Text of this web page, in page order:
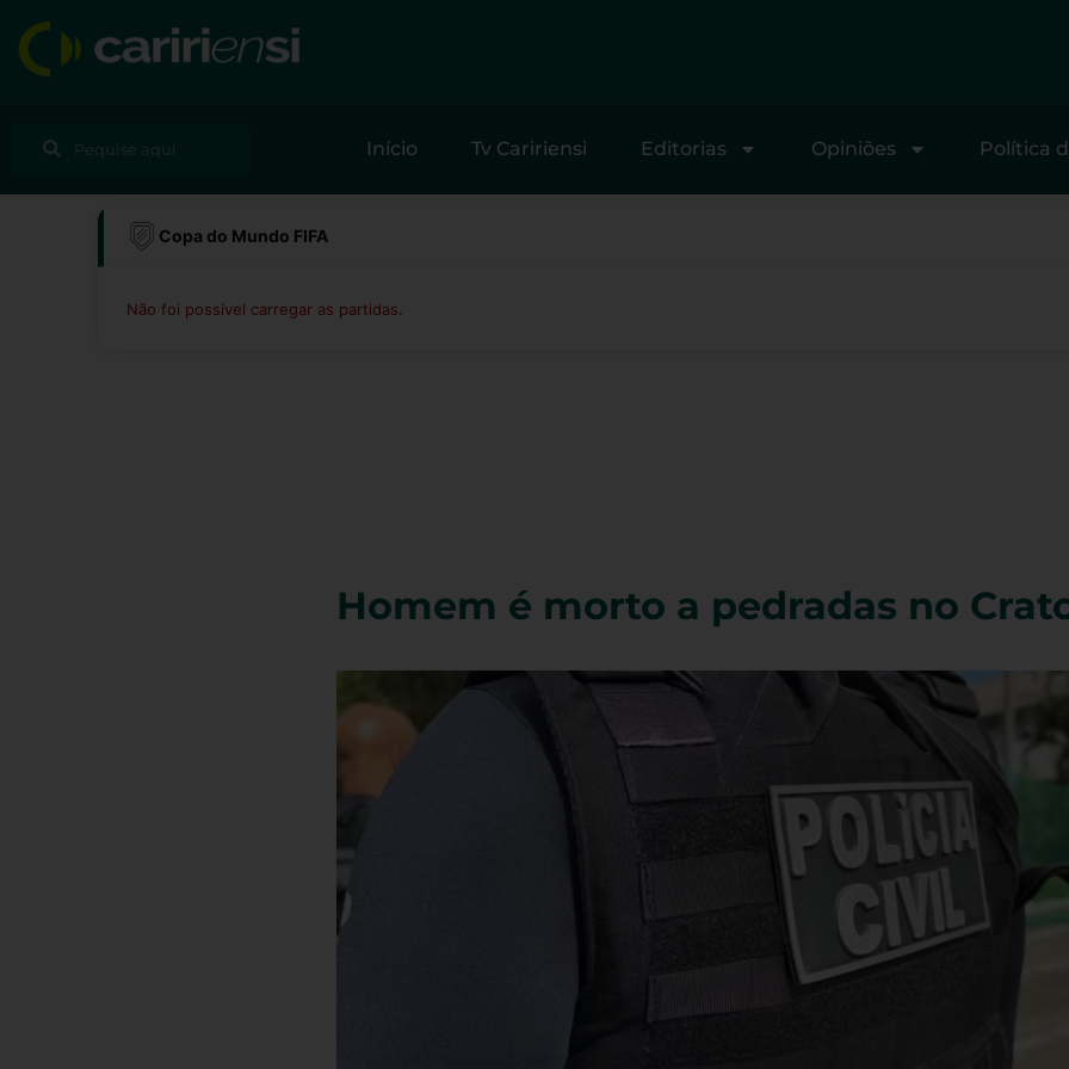
para
Pesquisar
Início Tv Caririensi Editorias Opiniões Política
Copa do Mundo FIFA
Não foi possível carregar as partidas.
Homem é morto a pedradas no